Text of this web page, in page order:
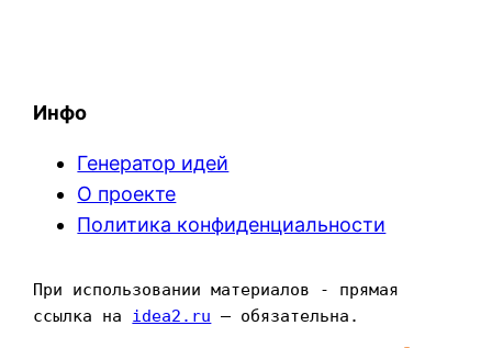
Инфо
Генератор идей
О проекте
Политика конфиденциальности
При использовании материалов - прямая
ссылка на idea2.ru — обязательна.